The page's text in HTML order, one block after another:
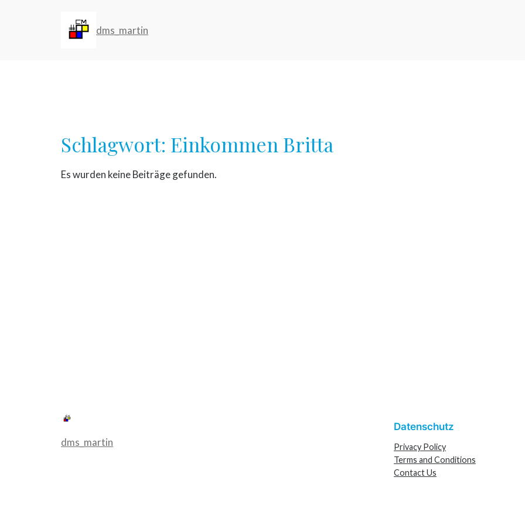
dms_martin
Schlagwort: Einkommen Britta
Es wurden keine Beiträge gefunden.
dms_martin
Datenschutz
Privacy Policy
Terms and Conditions
Contact Us